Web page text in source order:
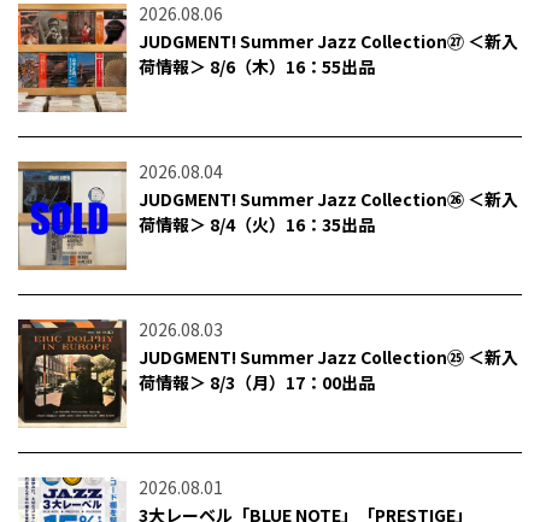
2026.08.06
JUDGMENT! Summer Jazz Collection㉗ ＜新入
荷情報＞ 8/6（木）16：55出品
2026.08.04
JUDGMENT! Summer Jazz Collection㉖ ＜新入
荷情報＞ 8/4（火）16：35出品
2026.08.03
JUDGMENT! Summer Jazz Collection㉕ ＜新入
荷情報＞ 8/3（月）17：00出品
2026.08.01
3大レーベル「BLUE NOTE」「PRESTIGE」